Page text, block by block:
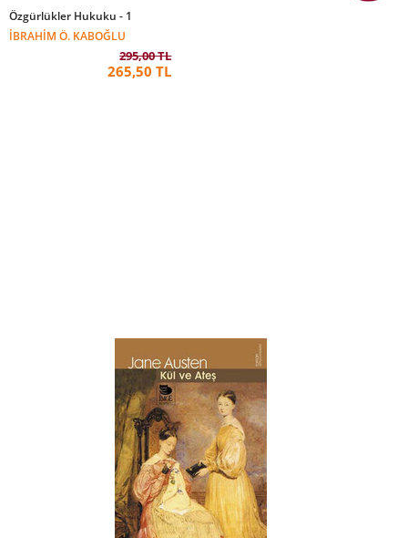
Özgürlükler Hukuku - 1
İBRAHIM Ö. KABOĞLU
295,00 TL
265,50 TL